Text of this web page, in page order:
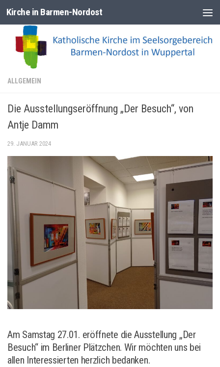
Zum Inhalt springen
Kirche in Barmen-Nordost
ALLGEMEIN
Die Ausstellungseröffnung „Der Besuch“, von
Antje Damm
29. JANUAR 2024
Am Samstag 27.01. eröffnete die Ausstellung „Der
Besuch“ im Berliner Plätzchen. Wir möchten uns bei
allen Interessierten herzlich bedanken.